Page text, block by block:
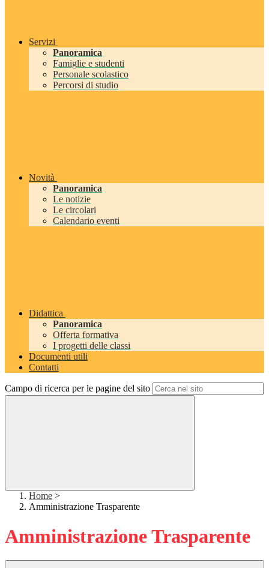
Servizi
Panoramica
Famiglie e studenti
Personale scolastico
Percorsi di studio
Novità
Panoramica
Le notizie
Le circolari
Calendario eventi
Didattica
Panoramica
Offerta formativa
I progetti delle classi
Documenti utili
Contatti
Campo di ricerca per le pagine del sito
Home >
Amministrazione Trasparente
Amministrazione Trasparente